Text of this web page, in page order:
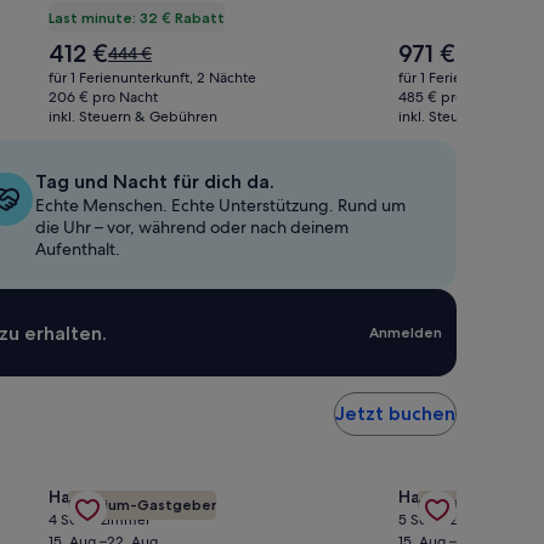
Last minute: 32 € Rabatt
Der
Preis
beträgt
412 €
412 €Der
alte
Preis
war
weitere
Informationen
zum
Standardpreis.
444 €
für 1 Ferienunterkunft, 2 Nächte
206 € pro Nacht
inkl. Steuern & Gebühren
Der
Preis
beträgt
971 €
971 €
für 1
485 € pro Nacht
inkl. Steuern &
Tag und Nacht für dich da.
Echte Menschen. Echte Unterstützung. Rund um
die Uhr – vor, während oder nach deinem
Aufenthalt.
erhalten. Anmelden
Jetzt buchen
Gallery
Carousel
Premium-Gastgeber
Haus in Orlando
4 Schlafzimmer
Gallery
Carousel
Premium-
Haus in
5 Schlafzimmer